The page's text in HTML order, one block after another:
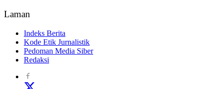
Laman
Indeks Berita
Kode Etik Jurnalistik
Pedoman Media Siber
Redaksi